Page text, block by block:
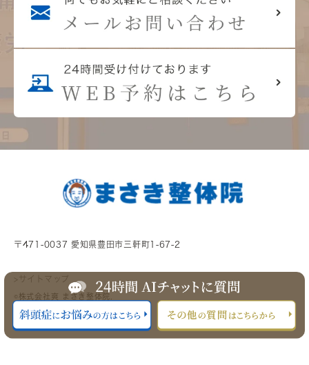
〒471-0037 愛知県豊田市三軒町1-67-2
>サイトマップ
©株式会社爽 まさき整体院.